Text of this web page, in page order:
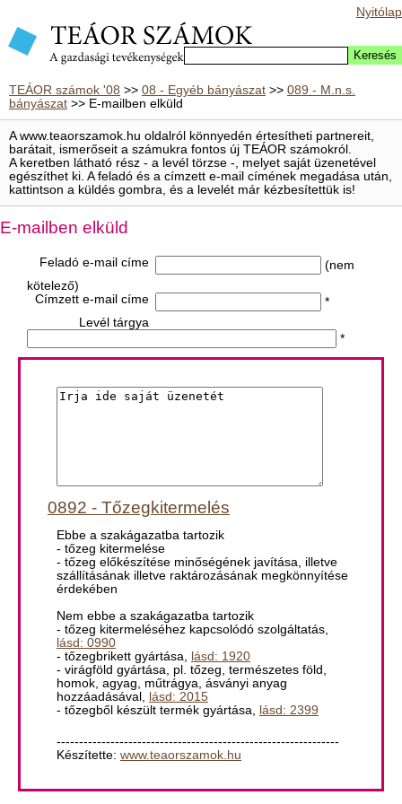
Nyitólap
TEÁOR számok '08 >> 08 - Egyéb bányászat >> 089 - M.n.s.
bányászat >> E-mailben elküld
A www.teaorszamok.hu oldalról könnyedén értesítheti partnereit,
barátait, ismerőseit a számukra fontos új TEÁOR számokról.
A keretben látható rész - a levél törzse -, melyet saját üzenetével
egészíthet ki. A feladó és a címzett e-mail címének megadása után,
kattintson a küldés gombra, és a levelét már kézbesítettük is!
E-mailben elküld
Feladó e-mail címe
(nem
kötelező)
Címzett e-mail címe
*
Levél tárgya
*
0892 - Tőzegkitermelés
Ebbe a szakágazatba tartozik
- tőzeg kitermelése
- tőzeg előkészítése minőségének javítása, illetve
szállításának illetve raktározásának megkönnyítése
érdekében
Nem ebbe a szakágazatba tartozik
- tőzeg kitermeléséhez kapcsolódó szolgáltatás,
lásd: 0990
- tőzegbrikett gyártása, lásd: 1920
- virágföld gyártása, pl. tőzeg, természetes föld,
homok, agyag, műtrágya, ásványi anyag
hozzáadásával, lásd: 2015
- tőzegből készült termék gyártása, lásd: 2399
---------------------------------------------------------------
Készítette: www.teaorszamok.hu